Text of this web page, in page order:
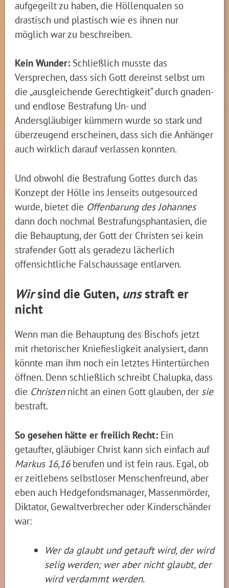
aufgegeilt zu haben, die Höllenqualen so
drastisch und plastisch wie es ihnen nur
möglich war zu beschreiben.
Kein Wunder: Schließlich musste das
Versprechen, dass sich Gott dereinst selbst um
die „ausgleichende Gerechtigkeit“ durch gnaden-
und endlose Bestrafung Un- und
Andersgläubiger kümmern wurde so stark und
überzeugend erscheinen, dass sich die Anhänger
auch wirklich darauf verlassen konnten.
Und obwohl die Bestrafung Gottes durch das
Konzept der Hölle ins Jenseits outgesourced
wurde, bietet die Offenbarung des Johannes
dann doch nochmal Bestrafungsphantasien, die
die Behauptung, der Gott der Christen sei kein
strafender Gott als geradezu lächerlich
offensichtliche Falschaussage entlarven.
Wirsind die Guten, unsstraft er
nicht
Wenn man die Behauptung des Bischofs jetzt
mit rhetorischer Kniefiesligkeit analysiert, dann
könnte man ihm noch ein letztes Hintertürchen
öffnen. Denn schließlich schreibt Chalupka, dass
die Christennicht an einen Gott glauben, der sie
bestraft.
So gesehen hätte er freilich Recht: Ein
getaufter, gläubiger Christ kann sich einfach auf
Markus 16,16berufen und ist fein raus. Egal, ob
er zeitlebens selbstloser Menschenfreund, aber
eben auch Hedgefondsmanager, Massenmörder,
Diktator, Gewaltverbrecher oder Kinderschänder
war:
Wer da glaubt und getauft wird, der wird
selig werden; wer aber nicht glaubt, der
wird verdammt werden.